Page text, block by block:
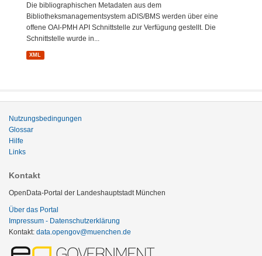
Die bibliographischen Metadaten aus dem
Bibliotheksmanagementsystem aDIS/BMS werden über eine
offene OAI-PMH API Schnittstelle zur Verfügung gestellt. Die
Schnittstelle wurde in...
XML
Nutzungsbedingungen
Glossar
Hilfe
Links
Kontakt
OpenData-Portal der Landeshauptstadt München
Über das Portal
Impressum - Datenschutzerklärung
Kontakt: data.opengov@muenchen.de